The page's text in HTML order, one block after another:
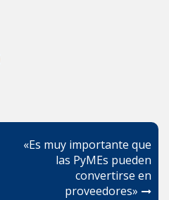
«Es muy importante que
las PyMEs pueden
convertirse en
proveedores»